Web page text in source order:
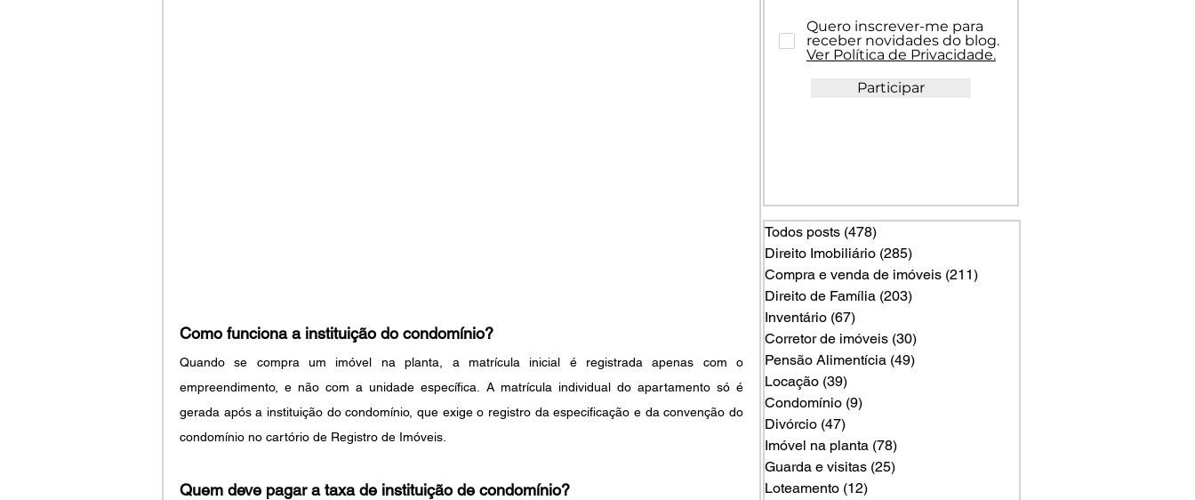
Como funciona a instituição do condomínio?
Quando se compra um imóvel na planta, a matrícula inicial é registrada apenas com o
empreendimento, e não com a unidade específica. A matrícula individual do apartamento só é
gerada após a instituição do condomínio, que exige o registro da especificação e da convenção do
condomínio no cartório de Registro de Imóveis.
Quem deve pagar a taxa de instituição de condomínio?
Quero inscrever-me para
receber novidades do blog.
Ver Política de Privacidade.
Participar
Todos posts (478)
Direito Imobiliário (285)
Compra e venda de imóveis (211)
Direito de Família (203)
Inventário (67)
Corretor de imóveis (30)
Pensão Alimentícia (49)
Locação (39)
Condomínio (9)
Divórcio (47)
Imóvel na planta (78)
Guarda e visitas (25)
Loteamento (12)